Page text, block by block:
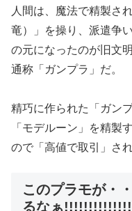
人間は、魔法で精製さ
竜）」を操り、派遣争
の元になったのが旧文
通称「ガンプラ」だ。
精巧に作られた「ガン
「モデルーン」を精製
ので「高値で取引」さ
このプラモが・
るなぁ